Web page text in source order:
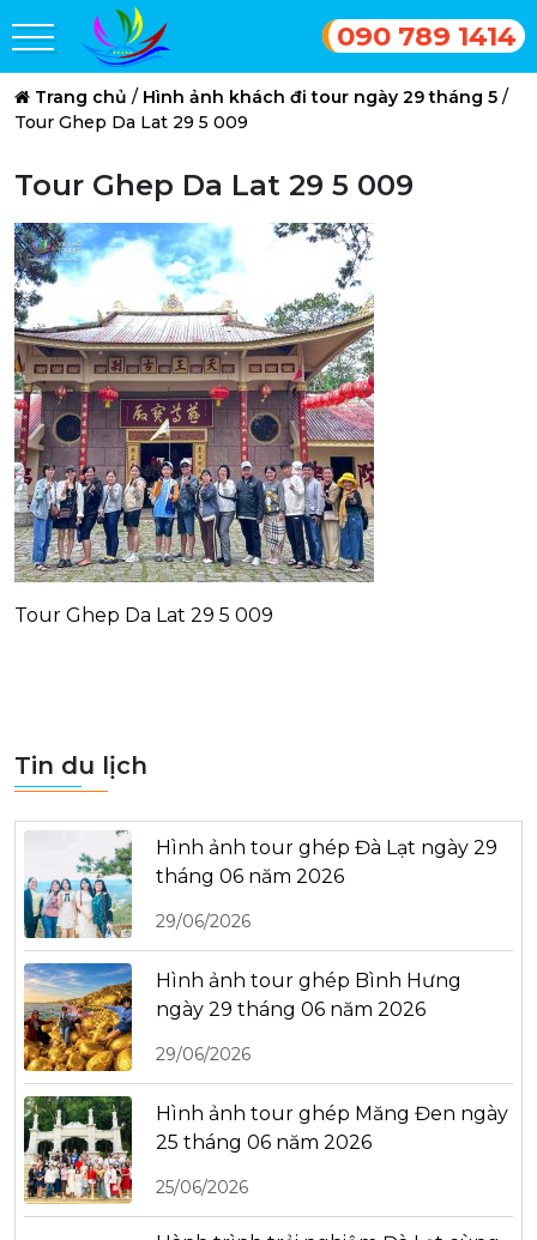
090 789 1414
Trang chủ / Hình ảnh khách đi tour ngày 29 tháng 5 /
Tour Ghep Da Lat 29 5 009
Tour Ghep Da Lat 29 5 009
Tour Ghep Da Lat 29 5 009
Tin du lịch
Hình ảnh tour ghép Đà Lạt ngày 29
tháng 06 năm 2026
29/06/2026
Hình ảnh tour ghép Bình Hưng
ngày 29 tháng 06 năm 2026
29/06/2026
Hình ảnh tour ghép Măng Đen ngày
25 tháng 06 năm 2026
25/06/2026